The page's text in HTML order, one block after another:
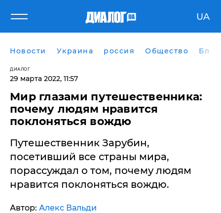
UA
Новости Украина россия Общество
ДИАЛОГ
29 марта 2022, 11:57
Мир глазами путешественника:
почему людям нравится
поклоняться вождю
Путешественник Зарубин,
посетивший все страны мира,
порассуждал о том, почему людям
нравится поклоняться вождю.
Автор: Алекс Вальди